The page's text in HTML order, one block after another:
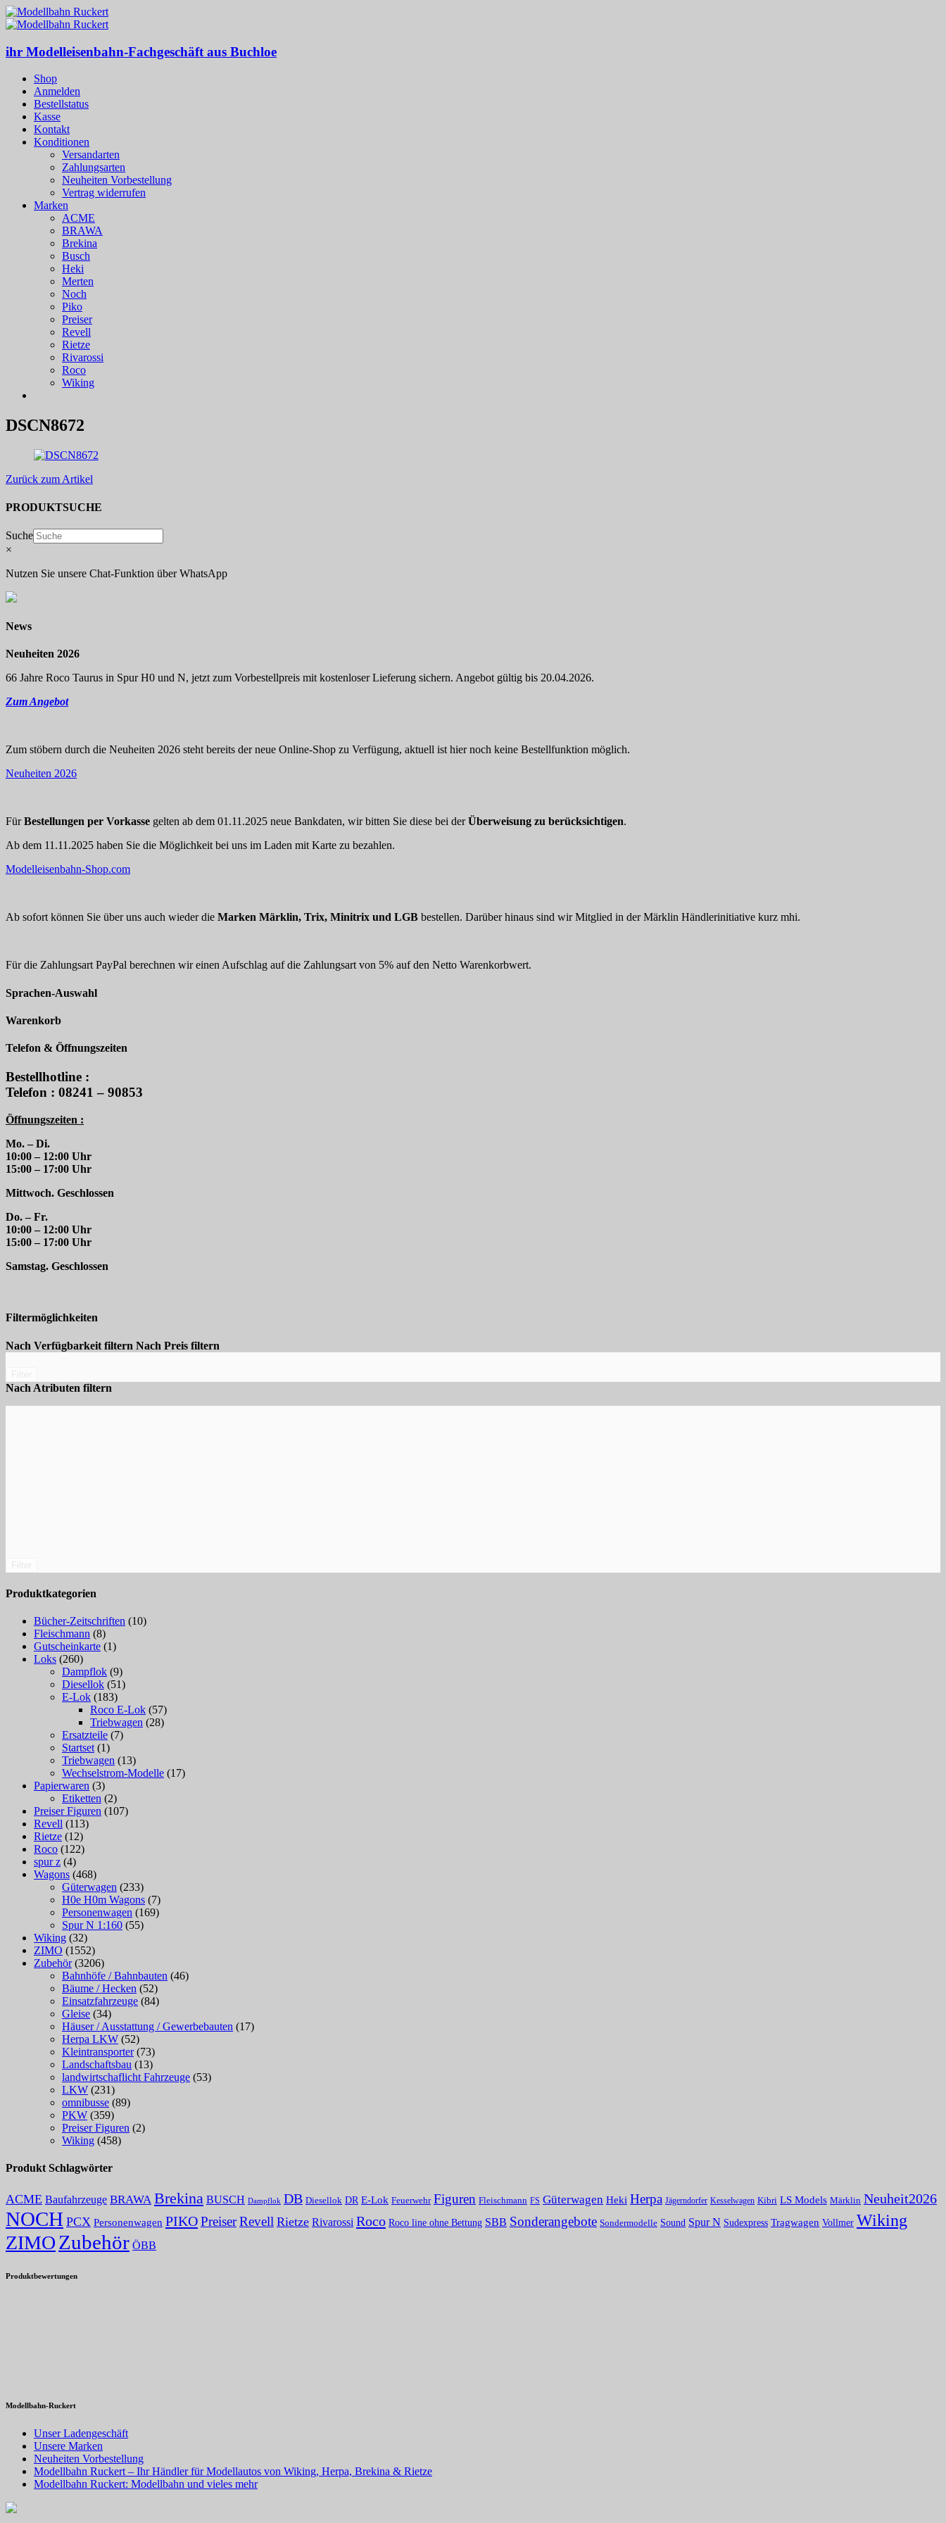
ihr Modelleisenbahn-Fachgeschäft aus Buchloe
Shop
Anmelden
Bestellstatus
Kasse
Kontakt
Konditionen
Versandarten
Zahlungsarten
Neuheiten Vorbestellung
Vertrag widerrufen
Marken
ACME
BRAWA
Brekina
Busch
Heki
Merten
Noch
Piko
Preiser
Revell
Rietze
Rivarossi
Roco
Wiking
DSCN8672
Zurück zum Artikel
PRODUKTSUCHE
Suche
×
Nutzen Sie unsere Chat-Funktion über WhatsApp
News
Neuheiten 2026
66 Jahre Roco Taurus in Spur H0 und N, jetzt zum Vorbestellpreis mit kostenloser Lieferung sichern. Angebot gültig bis 20.04.2026.
Zum Angebot
Zum stöbern durch die Neuheiten 2026 steht bereits der neue Online-Shop zu Verfügung, aktuell ist hier noch keine Bestellfunktion möglich.
Neuheiten 2026
FürBestellungen per Vorkasse gelten ab dem 01.11.2025 neue Bankdaten, wir bitten Sie diese bei derÜberweisung zu berücksichtigen.
Ab dem 11.11.2025 haben Sie die Möglichkeit bei uns im Laden mit Karte zu bezahlen.
Modelleisenbahn-Shop.com
Ab sofort können Sie über uns auch wieder die Marken Märklin, Trix, Minitrix und LGB bestellen. Darüber hinaus sind wir Mitglied in der Märklin Händlerinitiative kurz mhi.
Für die Zahlungsart PayPal berechnen wir einen Aufschlag auf die Zahlungsart von 5% auf den Netto Warenkorbwert.
Sprachen-Auswahl
Warenkorb
Telefon & Öffnungszeiten
Bestellhotline :
Telefon : 08241 – 90853
Öffnungszeiten :
Mo. – Di.
10:00 – 12:00 Uhr
15:00 – 17:00 Uhr
Mittwoch. Geschlossen
Do. – Fr.
10:00 – 12:00 Uhr
15:00 – 17:00 Uhr
Samstag. Geschlossen
Filtermöglichkeiten
Nach Verfügbarkeit filtern Nach Preis filtern
Nach Atributen filtern
Produktkategorien
Bücher-Zeitschriften (10)
Fleischmann (8)
Gutscheinkarte (1)
Loks (260)
Dampflok (9)
Diesellok (51)
E-Lok (183)
Roco E-Lok (57)
Triebwagen (28)
Ersatzteile (7)
Startset (1)
Triebwagen (13)
Wechselstrom-Modelle (17)
Papierwaren (3)
Etiketten (2)
Preiser Figuren (107)
Revell (113)
Rietze (12)
Roco (122)
spur z (4)
Wagons (468)
Güterwagen (233)
H0e H0m Wagons (7)
Personenwagen (169)
Spur N 1:160 (55)
Wiking (32)
ZIMO (1552)
Zubehör (3206)
Bahnhöfe / Bahnbauten (46)
Bäume / Hecken (52)
Einsatzfahrzeuge (84)
Gleise (34)
Häuser / Ausstattung / Gewerbebauten (17)
Herpa LKW (52)
Kleintransporter (73)
Landschaftsbau (13)
landwirtschaflicht Fahrzeuge (53)
LKW (231)
omnibusse (89)
PKW (359)
Preiser Figuren (2)
Wiking (458)
Produkt Schlagwörter
ACME Baufahrzeuge BRAWA Brekina BUSCH Dampflok DB Diesellok DR E-Lok Feuerwehr Figuren Fleischmann FS Güterwagen Heki Herpa Jägerndorfer Kesselwagen Kibri LS Models Märklin Neuheit2026
NOCH PCX Personenwagen PIKOPreiserRevell Rietze Rivarossi Roco Roco line ohne Bettung SBB Sonderangebote Sondermodelle Sound Spur N Sudexpress Tragwagen Vollmer Wiking
ZIMOZubehör ÖBB
Produktbewertungen
Modellbahn-Ruckert
Unser Ladengeschäft
Unsere Marken
Neuheiten Vorbestellung
Modellbahn Ruckert – Ihr Händler für Modellautos von Wiking, Herpa, Brekina & Rietze
Modellbahn Ruckert: Modellbahn und vieles mehr